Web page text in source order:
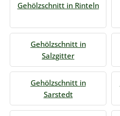
Gehölzschnitt in Rinteln
Gehölzschnitt in
Salzgitter
Gehölzschnitt in
Sarstedt